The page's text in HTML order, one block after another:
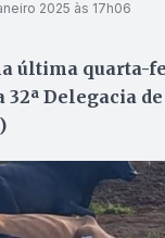
2025 às 17h06
última quarta-
Delegacia